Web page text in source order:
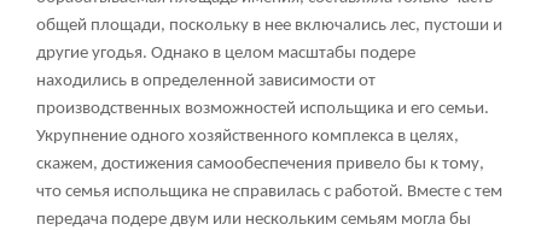
общей площади, поскольку в нее включались лес, пустоши и
другие угодья. Однако в целом масштабы подере
находились в определенной зависимости от
производственных возможностей испольщика и его семьи.
Укрупнение одного хозяйственного комплекса в целях,
скажем, достижения самообеспечения привело бы к тому,
что семья испольщика не справилась с работой. Вместе с тем
передача подере двум или нескольким семьям могла бы